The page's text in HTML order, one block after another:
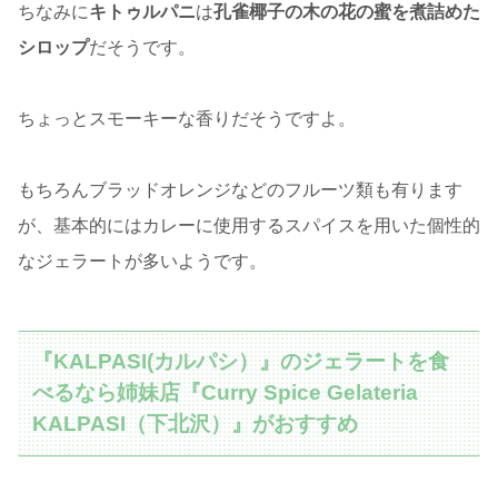
ちなみにキトゥルパニは孔雀椰子の木の花の蜜を煮詰めた
シロップだそうです。
ちょっとスモーキーな香りだそうですよ。
もちろんブラッドオレンジなどのフルーツ類も有ります
が、基本的にはカレーに使用するスパイスを用いた個性的
なジェラートが多いようです。
『KALPASI(カルパシ）』のジェラートを食
べるなら姉妹店『Curry Spice Gelateria
KALPASI（下北沢）』がおすすめ